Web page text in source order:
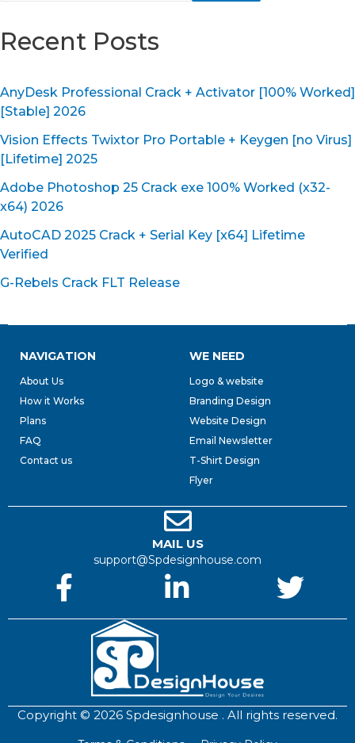
Recent Posts
AnyDesk Professional Crack + Activator [100% Worked]
[Stable] 2026
Vision Effects Twixtor Pro Portable + Keygen [no Virus]
[Lifetime] 2025
Adobe Photoshop 25 Crack exe 100% Worked (x32-
x64) 2026
AutoCAD 2025 Crack + Serial Key [x64] Lifetime
Verified
G-Rebels Crack FLT Release
NAVIGATION
About Us
How it Works
Plans
FAQ
Contact us
WE NEED
Logo & website
Branding Design
Website Design
Email Newsletter
T-Shirt Design
Flyer
MAIL US
support@Spdesignhouse.com
Copyright © 2026 Spdesignhouse . All rights reserved.